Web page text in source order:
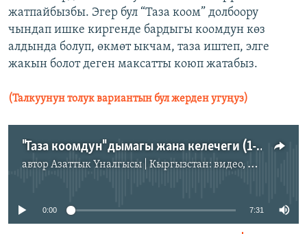
жатпайбызбы. Эгер бул “Таза коом” долбоору
чындап ишке киргенде бардыгы коомдун көз
алдында болуп, өкмөт ыкчам, таза иштеп, элге
жакын болот деген максатты коюп жатабыз.
(Талкуунун толук вариантын бул жерден угуңуз)
"Таза коомдун" дымагы жана келечеги (1-бөлүк)
автор Азаттык Үналгысы | Кыргызстан: видео, фото, кабарлар
No media source currently available
0:00 7:31